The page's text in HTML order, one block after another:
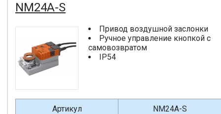
NM24A-S
Привод воздушной заслонки
Ручное управление кнопкой с
самовозвратом
IP54
Артикул NM24A-S